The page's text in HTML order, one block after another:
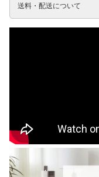
送料・配送について